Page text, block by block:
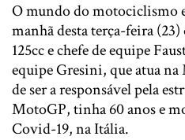
O mundo do motociclismo
manhã desta terça-feira
125cc e chefe de equipe
equipe Gresini, que atua
de ser a responsável pela
MotoGP, tinha 60 anos e
Covid-19, na Itália.